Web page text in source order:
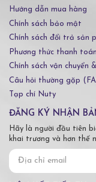
Hướng dẫn mua hàng
Chính sách bảo mật
Chính sách đổi trả sản
Phương thức thanh toán
Chính sách vận chuyển
Câu hỏi thường gặp
Tạp chí Nuty
ĐĂNG KÝ NHẬN
Hãy là người đầu tiên
khai trương và hơn thế